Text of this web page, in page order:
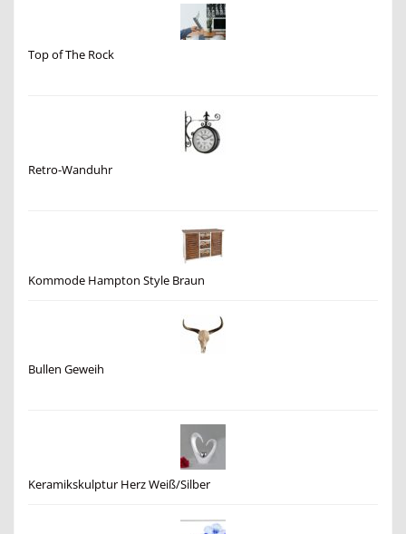
Top of The Rock
Retro-Wanduhr
Kommode Hampton Style Braun
Bullen Geweih
Keramikskulptur Herz Weiß/Silber